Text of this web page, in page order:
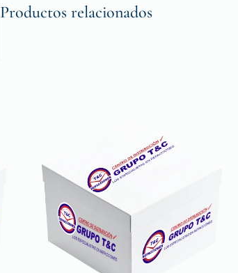
Productos relacionados